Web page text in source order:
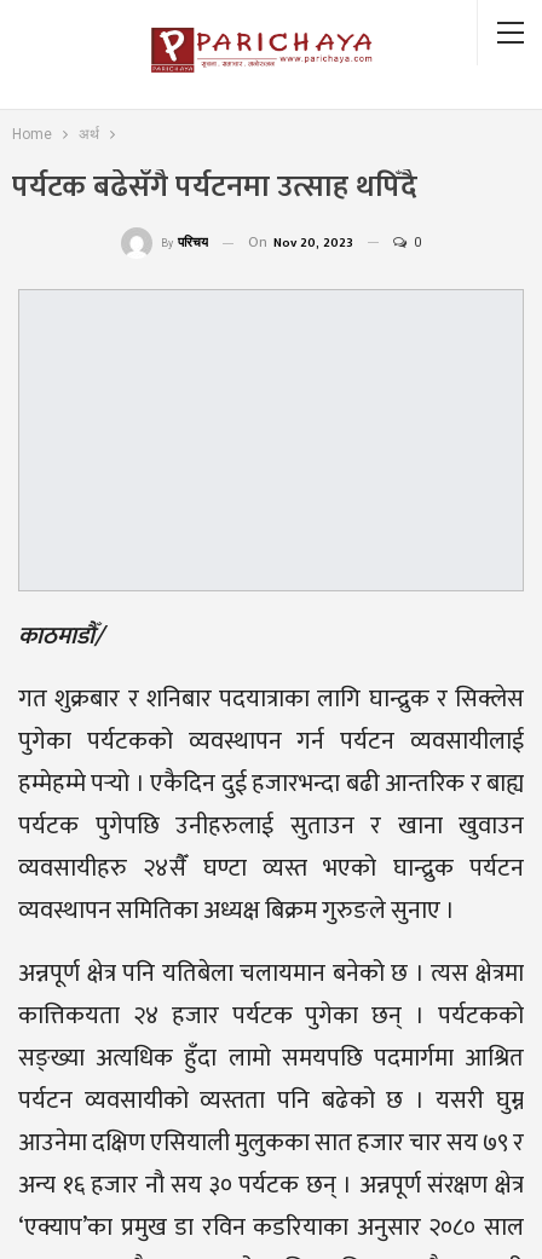
Home अर्थ
पर्यटक बढेसँगै पर्यटनमा उत्साह थपिँदै
By परिचय On Nov 20, 2023 0
काठमाडौँ/
गत शुक्रबार र शनिबार पदयात्राका लागि घान्द्रुक र सिक्लेस
पुगेका पर्यटकको व्यवस्थापन गर्न पर्यटन व्यवसायीलाई
हम्मेहम्मे पर्‍यो । एकैदिन दुई हजारभन्दा बढी आन्तरिक र बाह्य
पर्यटक पुगेपछि उनीहरुलाई सुताउन र खाना खुवाउन
व्यवसायीहरु २४सैँ घण्टा व्यस्त भएको घान्द्रुक पर्यटन
व्यवस्थापन समितिका अध्यक्ष बिक्रम गुरुङले सुनाए ।
अन्नपूर्ण क्षेत्र पनि यतिबेला चलायमान बनेको छ । त्यस क्षेत्रमा
कात्तिकयता २४ हजार पर्यटक पुगेका छन् । पर्यटकको
सङ्ख्या अत्यधिक हुँदा लामो समयपछि पदमार्गमा आश्रित
पर्यटन व्यवसायीको व्यस्तता पनि बढेको छ । यसरी घुम्न
आउनेमा दक्षिण एसियाली मुलुकका सात हजार चार सय ७९ र
अन्य १६ हजार नौ सय ३० पर्यटक छन् । अन्नपूर्ण संरक्षण क्षेत्र
‘एक्याप’का प्रमुख डा रविन कडरियाका अनुसार २०८० साल